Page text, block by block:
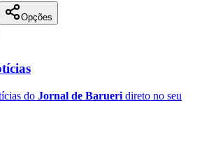
Opções
do Jornal de Barueri direto no seu